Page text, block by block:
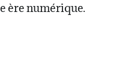
ère numérique.